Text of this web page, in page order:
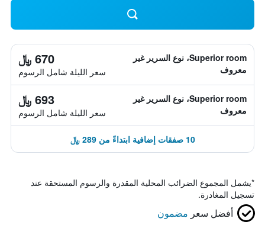
Superior room، نوع السرير غير
معروف
670 ﷼
سعر الليلة شامل الرسوم
Superior room، نوع السرير غير
معروف
693 ﷼
سعر الليلة شامل الرسوم
10 صفقات إضافية ابتداءً من 289 ﷼
*يشمل المجموع الضرائب المحلية المقدرة والرسوم المستحقة عند
تسجيل المغادرة.
أفضل سعر مضمون